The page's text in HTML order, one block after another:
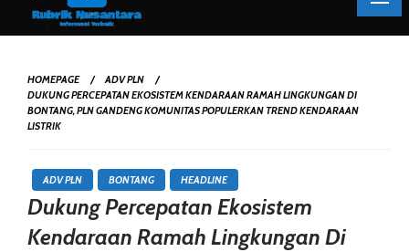
HOMEPAGE
ADV PLN
DUKUNG PERCEPATAN EKOSISTEM KENDARAAN RAMAH LINGKUNGAN DI
BONTANG, PLN GANDENG KOMUNITAS POPULERKAN TREND KENDARAAN
LISTRIK
ADV PLN BONTANG HEADLINE
Dukung Percepatan Ekosistem
Kendaraan Ramah Lingkungan Di